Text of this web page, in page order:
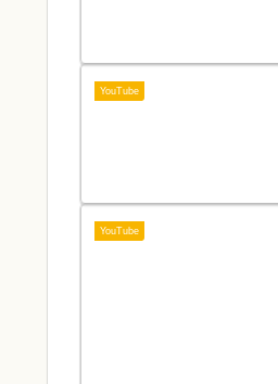
YouTube
YouTube